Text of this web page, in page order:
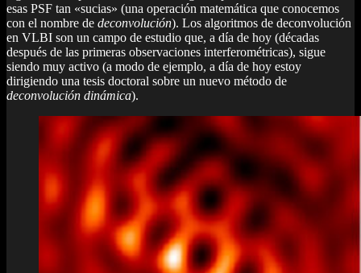
esas PSF tan «sucias» (una operación matemática que conocemos
con el nombre de deconvolución). Los algoritmos de deconvolución
en VLBI son un campo de estudio que, a día de hoy (décadas
después de las primeras observaciones interferométricas), sigue
siendo muy activo (a modo de ejemplo, a día de hoy estoy
dirigiendo una tesis doctoral sobre un nuevo método de
deconvolución dinámica).